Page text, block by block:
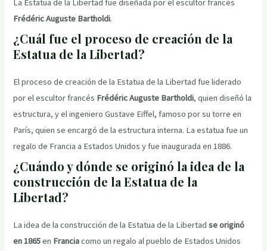
Frédéric Auguste Bartholdi.
¿Cuál fue el proceso de creación de la
Estatua de la Libertad?
El proceso de creación de la Estatua de la Libertad fue liderado
por el escultor francés Frédéric Auguste Bartholdi, quien diseñó la
estructura, y el ingeniero Gustave Eiffel, famoso por su torre en
París, quien se encargó de la estructura interna. La estatua fue un
regalo de Francia a Estados Unidos y fue inaugurada en 1886.
¿Cuándo y dónde se originó la idea de la
construcción de la Estatua de la
Libertad?
La idea de la construcción de la Estatua de la Libertadse originó
en 1865en Franciacomo un regalo al pueblo de Estados Unidos